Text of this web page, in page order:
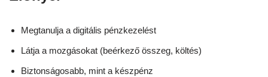
Megtanulja a digitális pénzkezelést
Látja a mozgásokat (beérkező összeg, költés)
Biztonságosabb, mint a készpénz